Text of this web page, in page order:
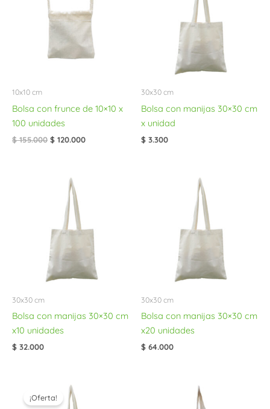
10x10 cm
Bolsa con frunce de 10×10 x
100 unidades
$155.000
$ 155.000.
$ 120.000
$ 120.000.
30x30 cm
Bolsa con manijas 30×30 cm
x unidad
$ 3.300
30x30 cm
Bolsa con manijas 30×30 cm
x10 unidades
$ 32.000
30x30 cm
Bolsa con manijas 30×30 cm
x20 unidades
$ 64.000
¡Oferta!
precio
original